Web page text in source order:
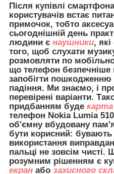
Після купівлі
користувачів встає
примочок, тобто
сьогоднішній день
людини є наушники,
того, щоб слухати
розмовляти по
що телефон безпечніше
запобігти пошкодженню
падіння. Ми знаємо, і
перевірені варіанти.
придбанням буде
телефон Nokia Lumia
об'ємну вбудовану
бути корисний: бувають
використання
пальці не зовсім
розумним рішенням є
екран або захисного